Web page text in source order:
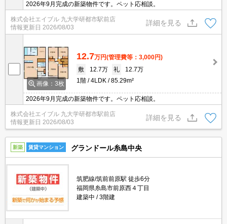
2026年9月完成の新築物件です。ペット応相談。
株式会社エイブル 九大学研都市駅前店
情報更新日 2026/08/03
詳細を見る
画像：3枚
12.7万円(管理費等：3,000円)
敷
12.7万 礼
12.7万
1階
4LDK 85.29m²
2026年9月完成の新築物件です。ペット応相談。
株式会社エイブル 九大学研都市駅前店
情報更新日 2026/08/03
詳細を見る
新築 賃貸マンション グランドール糸島中央
筑肥線/筑前前原駅 徒歩6分
福岡県糸島市前原西４丁目
建築中
3階建